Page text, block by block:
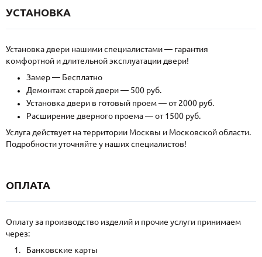
УСТАНОВКА
Установка двери нашими специалистами — гарантия
комфортной и длительной эксплуатации двери!
Замер — Бесплатно
Демонтаж старой двери — 500 руб.
Установка двери в готовый проем — от 2000 руб.
Расширение дверного проема — от 1500 руб.
Услуга действует на территории Москвы и Московской области.
Подробности уточняйте у наших специалистов!
ОПЛАТА
Оплату за производство изделий и прочие услуги принимаем
через:
Банковские карты